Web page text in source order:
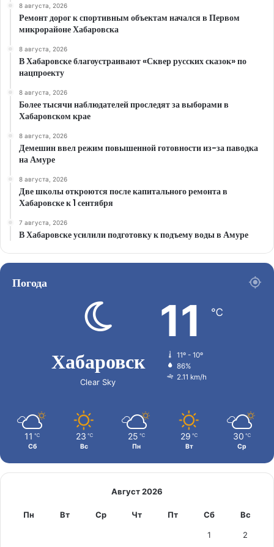
8 августа, 2026
Ремонт дорог к спортивным объектам начался в Первом
микрорайоне Хабаровска
8 августа, 2026
В Хабаровске благоустраивают «Сквер русских сказок» по
нацпроекту
8 августа, 2026
Более тысячи наблюдателей проследят за выборами в
Хабаровском крае
8 августа, 2026
Демешин ввел режим повышенной готовности из-за паводка
на Амуре
8 августа, 2026
Две школы откроются после капитального ремонта в
Хабаровске к 1 сентября
7 августа, 2026
В Хабаровске усилили подготовку к подъему воды в Амуре
Погода
Хабаровск
Clear Sky
11 ℃
11º - 10º
86%
2.11 km/h
11 ℃
Сб
23 ℃
Вс
25 ℃
Пн
29 ℃
Вт
30 ℃
Ср
Август 2026
Пн Вт Ср Чт Пт Сб Вс
1 2